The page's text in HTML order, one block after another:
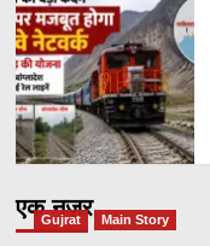
एक नज़र
Gujrat Main Story